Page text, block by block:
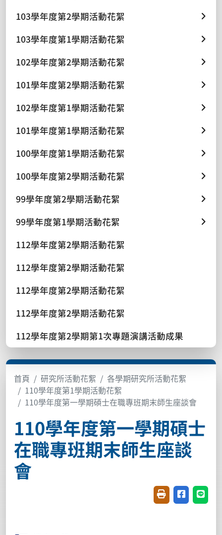
103學年度第2學期活動花絮
103學年度第1學期活動花絮
102學年度第2學期活動花絮
101學年度第2學期活動花絮
102學年度第1學期活動花絮
101學年度第1學期活動花絮
100學年度第1學期活動花絮
100學年度第2學期活動花絮
99學年度第2學期活動花絮
99學年度第1學期活動花絮
112學年度第2學期活動花絮
112學年度第2學期活動花絮
112學年度第2學期活動花絮
112學年度第2學期活動花絮
112學年度第2學期第1次專題演講活動成果
首頁 研究所活動花絮
各學期研究所活動花絮
110學年度第1學期活動花絮
110學年度第一學期碩士在職專班期末師生座談會
110學年度第一學期碩士
在職專班期末師生座談
會
友善列印(開新視
分享至臉書
分享